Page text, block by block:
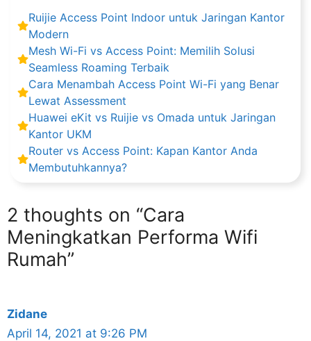
Ruijie Access Point Indoor untuk Jaringan Kantor
Modern
Mesh Wi-Fi vs Access Point: Memilih Solusi
Seamless Roaming Terbaik
Cara Menambah Access Point Wi-Fi yang Benar
Lewat Assessment
Huawei eKit vs Ruijie vs Omada untuk Jaringan
Kantor UKM
Router vs Access Point: Kapan Kantor Anda
Membutuhkannya?
2 thoughts on “Cara
Meningkatkan Performa Wifi
Rumah”
Zidane
April 14, 2021 at 9:26 PM